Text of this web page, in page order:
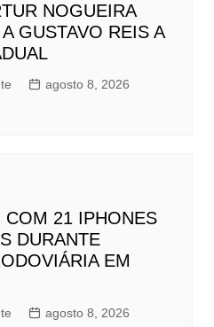
NOGUEIRA
GUSTAVO REIS A
agosto 8, 2026
COM 21 IPHONES
DURANTE
EM
agosto 8, 2026